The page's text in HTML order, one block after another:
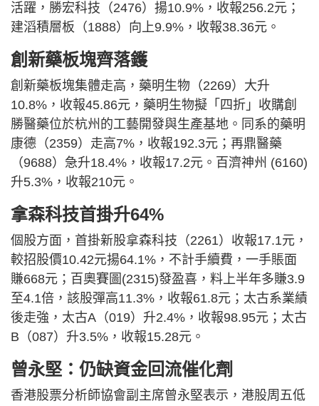
活躍，勝宏科技（2476）揚10.9%，收報256.2元；
建滔積層板（1888）向上9.9%，收報38.36元。
創新藥板塊齊落鑊
創新藥板塊集體走高，藥明生物（2269）大升
10.8%，收報45.86元，藥明生物擬「四折」收購創
勝醫藥位於杭州的工藝開發與生產基地。同系的藥明
康德（2359）走高7%，收報192.3元；再鼎醫藥
（9688）急升18.4%，收報17.2元。百濟神州 (6160)
升5.3%，收報210元。
拿森科技首掛升64%
個股方面，首掛新股拿森科技（2261）收報17.1元，
較招股價10.42元揚64.1%，不計手續費，一手賬面
賺668元；百奧賽圖(2315)發盈喜，料上半年多賺3.9
至4.1倍，該股彈高11.3%，收報61.8元；太古系業績
後走強，太古A（019）升2.4%，收報98.95元；太古
B（087）升3.5%，收報15.28元。
曾永堅：仍缺資金回流催化劑
香港股票分析師協會副主席曾永堅表示，港股周五低